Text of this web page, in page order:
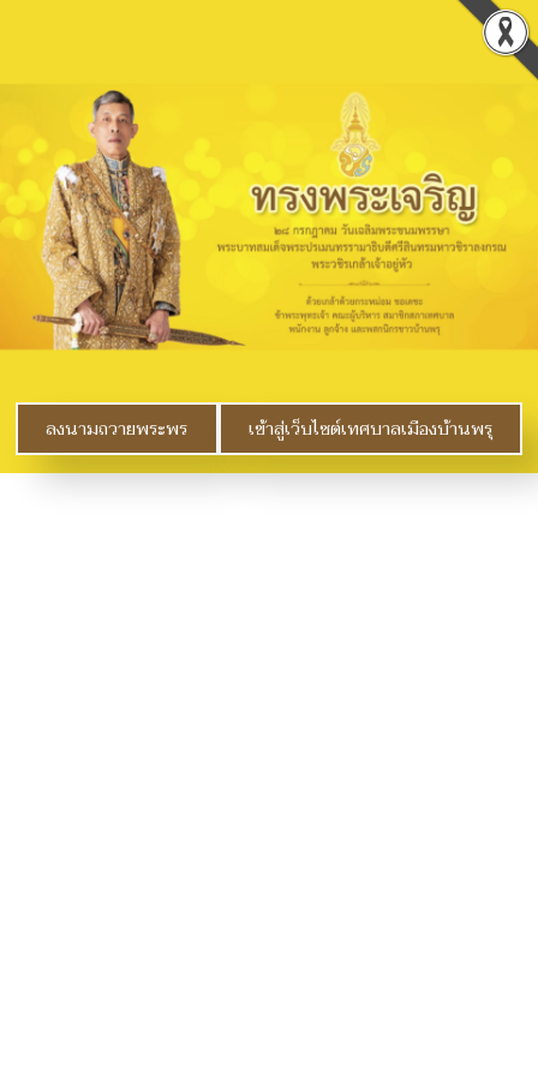
ลงนามถวายพระพร เข้าสู่เว็บไซต์เทศบาลเมืองบ้านพรุ